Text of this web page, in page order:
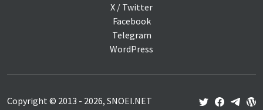
X / Twitter
Facebook
Telegram
WordPress
Copyright © 2013 - 2026, SNOEI.NET